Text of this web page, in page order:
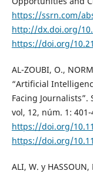
https://ssrn.com/
http://dx.doi.org/
https://doi.org/
AL-ZOUBI, O.,
“Artificial
Facing
vol, 12, núm. 1: 401-
https://doi.org/
https://doi.org/
ALI, W. y